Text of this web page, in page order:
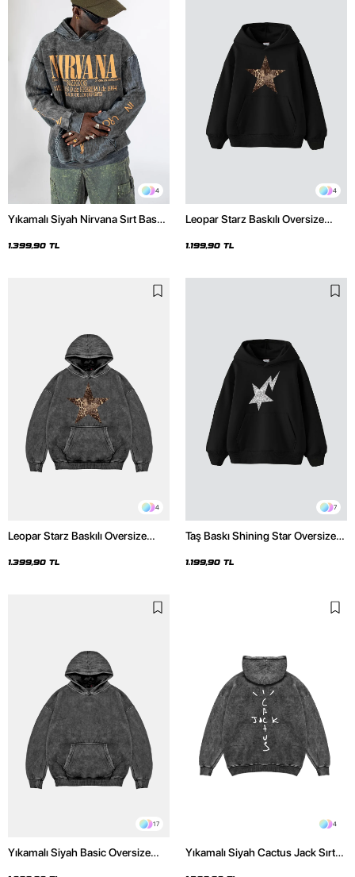
4
Yıkamalı Siyah Nirvana Sırt Baskılı
1.399,90 TL
4
Leopar Starz Baskılı Oversize
1.199,90 TL
4
Leopar Starz Baskılı Oversize
Hoodie
1.399,90 TL
7
Taş Baskı Shining Star Oversize
1.199,90 TL
17
Yıkamalı Siyah Basic Oversize
4
Yıkamalı Siyah Cactus Jack Sırt